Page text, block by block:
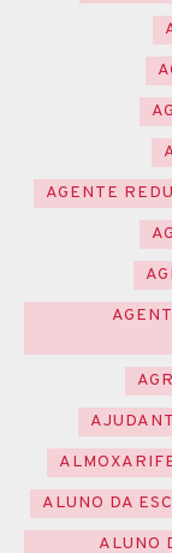
AGENTE
ALUNO DA
ALUNO